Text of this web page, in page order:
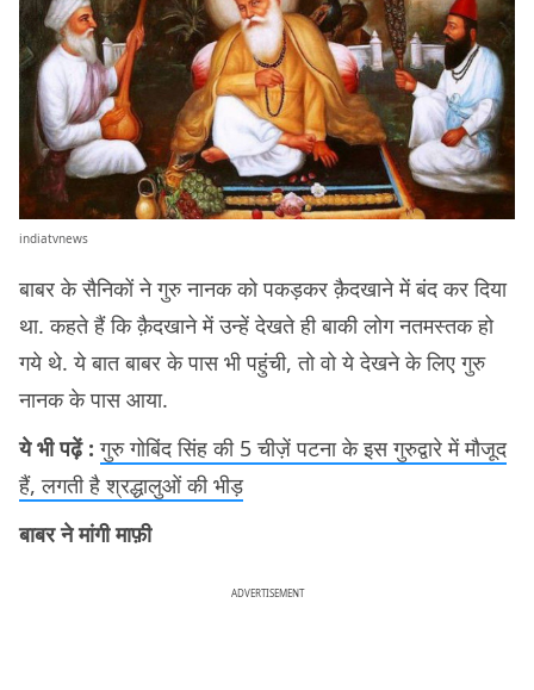
indiatvnews
बाबर के सैनिकों ने गुरु नानक को पकड़कर क़ैदखाने में बंद कर दिया
था. कहते हैं कि क़ैदखाने में उन्हें देखते ही बाकी लोग नतमस्तक हो
गये थे. ये बात बाबर के पास भी पहुंची, तो वो ये देखने के लिए गुरु
नानक के पास आया.
ये भी पढ़ें : गुरु गोबिंद सिंह की 5 चीज़ें पटना के इस गुरुद्वारे में मौजूद
हैं, लगती है श्रद्धालुओं की भीड़
बाबर ने मांगी माफ़ी
ADVERTISEMENT